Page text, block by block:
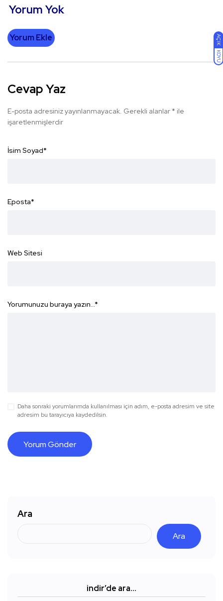
AÇIK
KOYU
Yorum Yok
Yorum Ekle
Cevap Yaz
E-posta adresiniz yayınlanmayacak. Gerekli alanlar * ile
işaretlenmişlerdir
İsim Soyad*
Eposta*
Web Sitesi
Yorumunuzu buraya yazın...*
Daha sonraki yorumlarımda kullanılması için adım, e-posta adresim ve site
adresim bu tarayıcıya kaydedilsin.
Ara
Ara
indir’de ara…